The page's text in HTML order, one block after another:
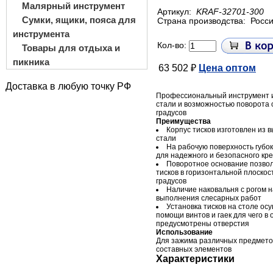
Малярный инструмент
Сумки, ящики, пояса для
инструмента
Товары для отдыха и
пикника
Доставка в любую точку РФ
Артикул: KRAF-32701-300
Страна производства:
Кол-во:
63 502 ₽ Цена оптом
Профессиональный инструмент
стали и возможностью поворота
градусов
Преимущества
Корпус тисков изготовлен из
стали
На рабочую поверхность
для надежного и безопасного
Поворотное основание
тисков в горизонтальной
градусов
Наличие наковальня с рогом
выполнения слесарных работ
Установка тисков на столе
помощи винтов и гаек для чего в
предусмотрены отверстия
Использование
Для зажима различных
составных элементов
Характеристики